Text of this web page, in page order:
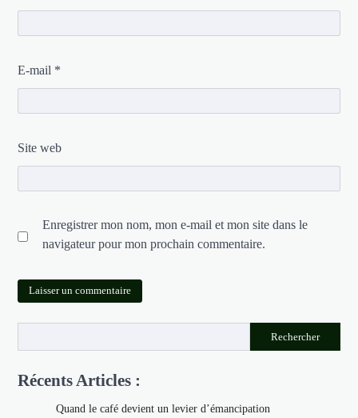
E-mail *
Site web
Enregistrer mon nom, mon e-mail et mon site dans le
navigateur pour mon prochain commentaire.
Rechercher
Récents Articles :
Quand le café devient un levier d’émancipation